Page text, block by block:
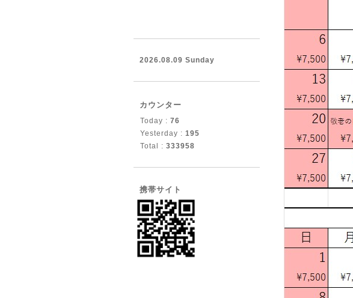
2026.08.09 Sunday
カウンター
Today : 76
Yesterday : 195
Total : 333958
携帯サイト